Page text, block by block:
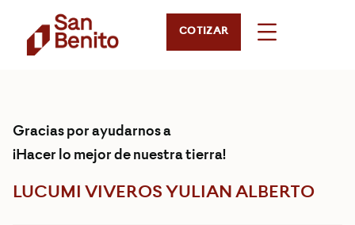
COTIZAR
Gracias por ayudarnos a
¡Hacer lo mejor de nuestra tierra!
LUCUMI VIVEROS YULIAN ALBERTO